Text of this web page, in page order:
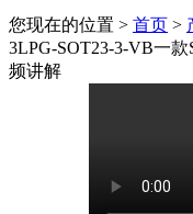
您现在的位置 > 首页 >
3LPG-SOT23-3-VB一款
频讲解